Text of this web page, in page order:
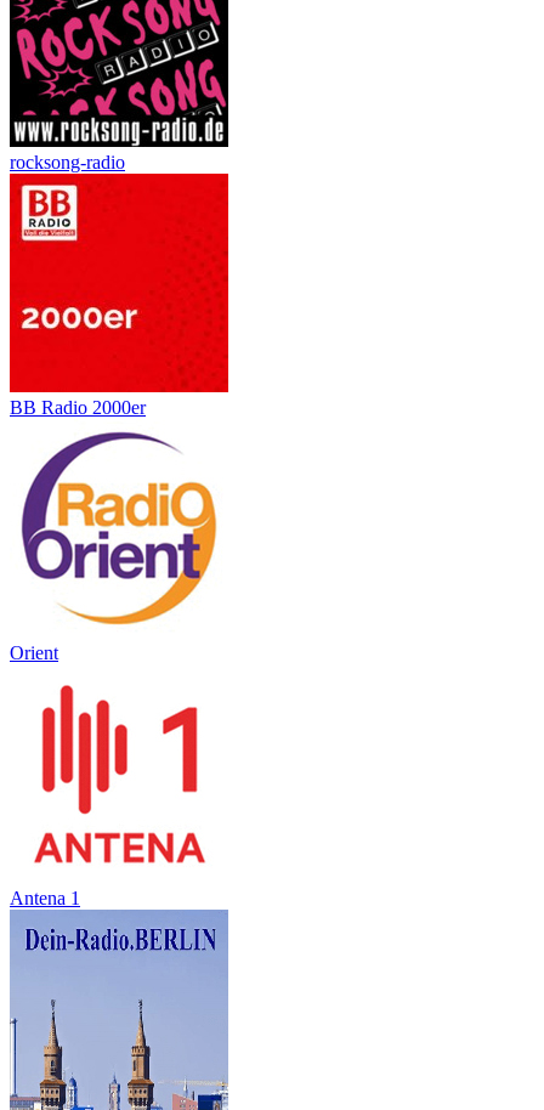
rocksong-radio
BB Radio 2000er
Orient
Antena 1